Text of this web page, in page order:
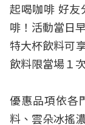
起喝咖啡 好
啡！活動當日
特大杯飲料可
飲料限當場１
優惠品項依各
料、雲朵冰搖